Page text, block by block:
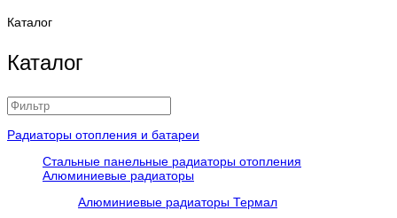
Каталог
Каталог
Радиаторы отопления и батареи
Стальные панельные радиаторы отопления
Алюминиевые радиаторы
Алюминиевые радиаторы Термал